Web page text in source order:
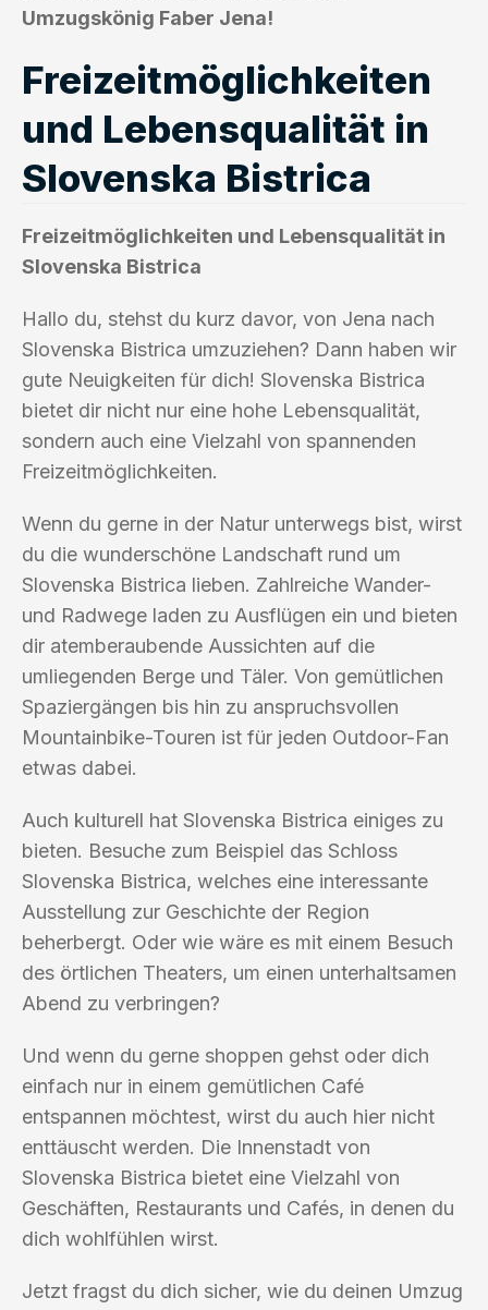
Umzugskönig Faber Jena!
Freizeitmöglichkeiten
und Lebensqualität in
Slovenska Bistrica
Freizeitmöglichkeiten und Lebensqualität in
Slovenska Bistrica
Hallo du, stehst du kurz davor, von Jena nach
Slovenska Bistrica umzuziehen? Dann haben wir
gute Neuigkeiten für dich! Slovenska Bistrica
bietet dir nicht nur eine hohe Lebensqualität,
sondern auch eine Vielzahl von spannenden
Freizeitmöglichkeiten.
Wenn du gerne in der Natur unterwegs bist, wirst
du die wunderschöne Landschaft rund um
Slovenska Bistrica lieben. Zahlreiche Wander-
und Radwege laden zu Ausflügen ein und bieten
dir atemberaubende Aussichten auf die
umliegenden Berge und Täler. Von gemütlichen
Spaziergängen bis hin zu anspruchsvollen
Mountainbike-Touren ist für jeden Outdoor-Fan
etwas dabei.
Auch kulturell hat Slovenska Bistrica einiges zu
bieten. Besuche zum Beispiel das Schloss
Slovenska Bistrica, welches eine interessante
Ausstellung zur Geschichte der Region
beherbergt. Oder wie wäre es mit einem Besuch
des örtlichen Theaters, um einen unterhaltsamen
Abend zu verbringen?
Und wenn du gerne shoppen gehst oder dich
einfach nur in einem gemütlichen Café
entspannen möchtest, wirst du auch hier nicht
enttäuscht werden. Die Innenstadt von
Slovenska Bistrica bietet eine Vielzahl von
Geschäften, Restaurants und Cafés, in denen du
dich wohlfühlen wirst.
Jetzt fragst du dich sicher, wie du deinen Umzug